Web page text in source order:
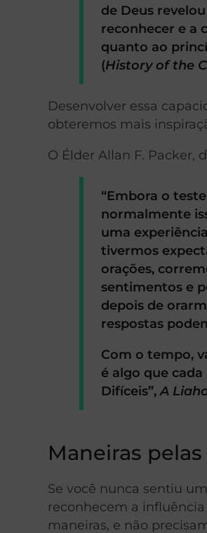
de Deus
reconhecer e a
quanto ao
(History of the
Desenvolver essa
obteremos mais
O Élder Allan F. Packer,
“Embora o
normalmente
uma
tivermos
orações,
sentimentos e
depois de
respostas
Com o tempo,
é algo que
Difíceis”,A
Maneiras
Se você nunca sentiu
reconhecem a
maneiras, e não